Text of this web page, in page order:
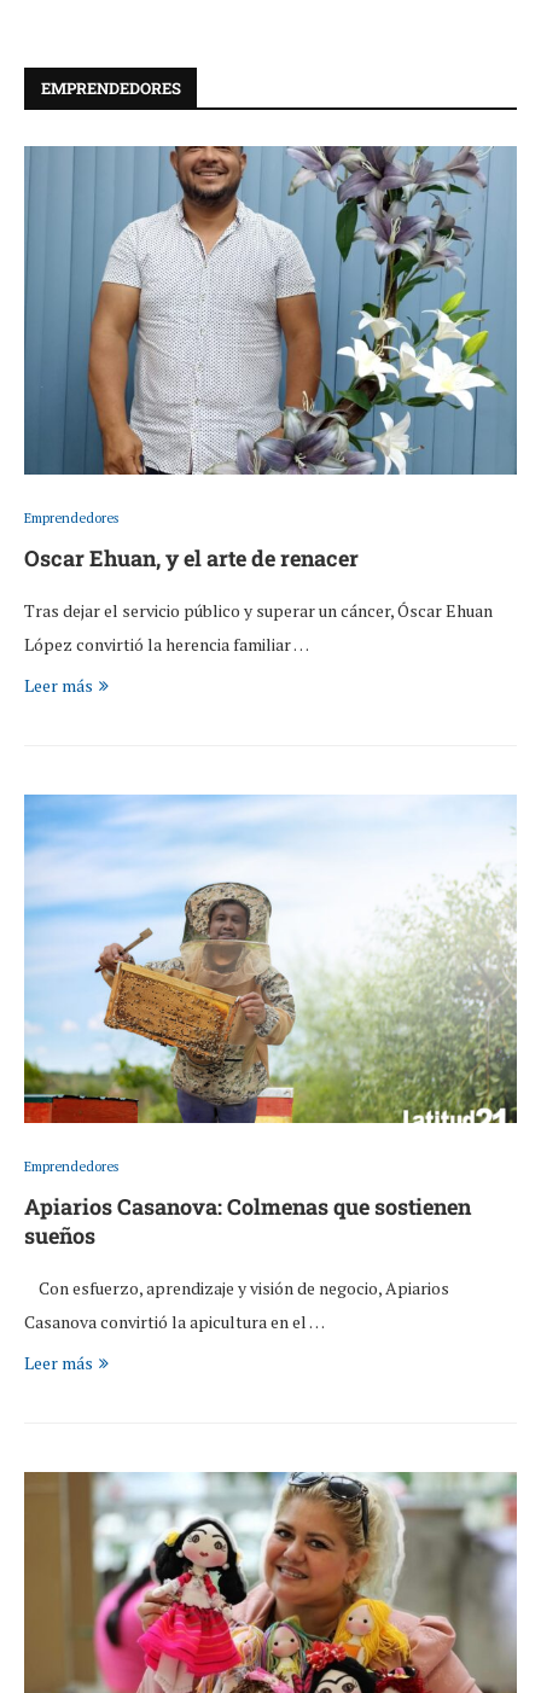
EMPRENDEDORES
Emprendedores
Oscar Ehuan, y el arte de renacer
Tras dejar el servicio público y superar un cáncer, Óscar Ehuan
López convirtió la herencia familiar …
Leer más
Emprendedores
Apiarios Casanova: Colmenas que sostienen
sueños
Con esfuerzo, aprendizaje y visión de negocio, Apiarios
Casanova convirtió la apicultura en el …
Leer más